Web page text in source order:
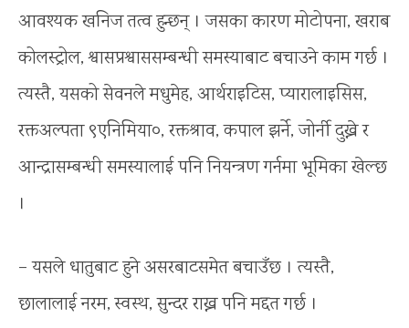
आवश्यक खनिज तत्व हुन्छन् । जसका कारण मोटोपना, खराब
कोलस्ट्रोल, श्वासप्रश्वाससम्बन्धी समस्याबाट बचाउने काम गर्छ ।
त्यस्तै, यसको सेवनले मधुमेह, आर्थराइटिस, प्यारालाइसिस,
रक्तअल्पता ९एनिमिया०, रक्तश्राव, कपाल झर्ने, जोर्नी दुख्ने र
आन्द्रासम्बन्धी समस्यालाई पनि नियन्त्रण गर्नमा भूमिका खेल्छ
।
– यसले धातुबाट हुने असरबाटसमेत बचाउँछ । त्यस्तै,
छालालाई नरम, स्वस्थ, सुन्दर राख्न पनि मद्दत गर्छ ।